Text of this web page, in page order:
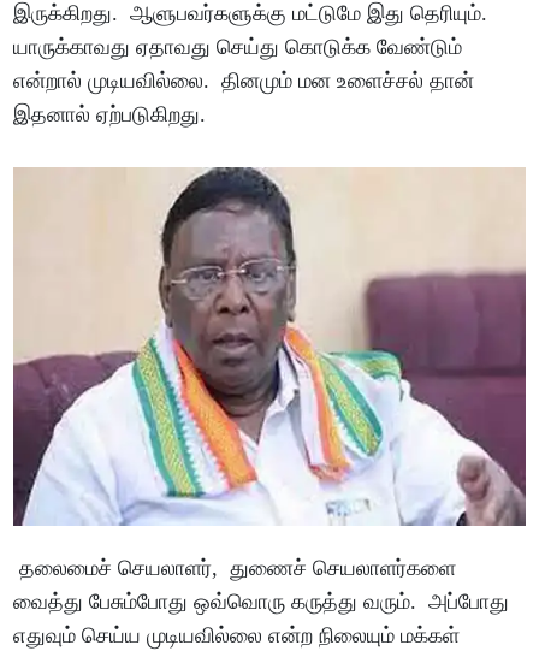
இருக்கிறது. ஆளுபவர்களுக்கு மட்டுமே இது தெரியும்.
யாருக்காவது ஏதாவது செய்து கொடுக்க வேண்டும்
என்றால் முடியவில்லை. தினமும் மன உளைச்சல் தான்
இதனால் ஏற்படுகிறது.
தலைமைச் செயலாளர், துணைச் செயலாளர்களை
வைத்து பேசும்போது ஒவ்வொரு கருத்து வரும். அப்போது
எதுவும் செய்ய முடியவில்லை என்ற நிலையும் மக்கள்